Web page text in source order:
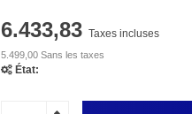
6.433,83 Taxes incluses
5.499,00 Sans les taxes
État: